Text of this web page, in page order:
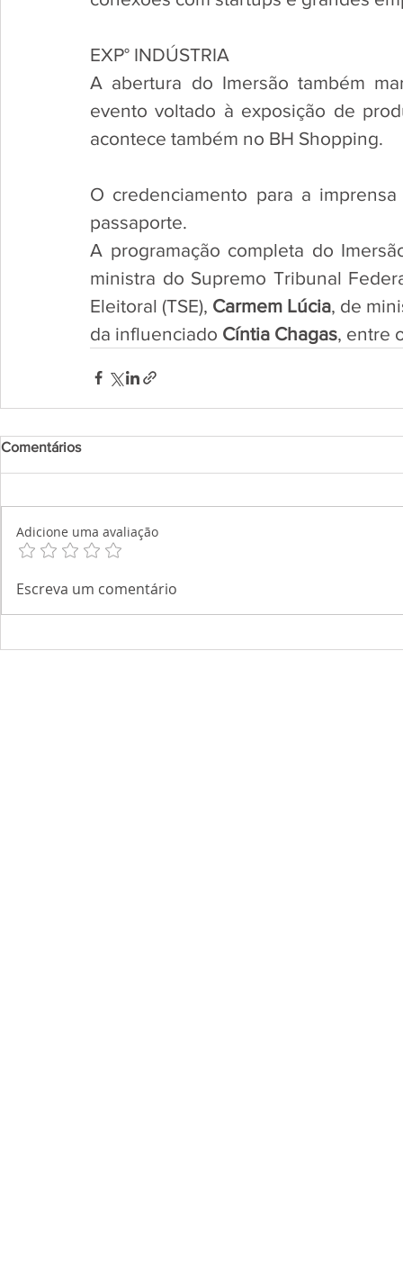
EXP° INDÚSTRIA
A abertura do Imersão também
evento voltado à exposição de
acontece também no BH Shopping.
O credenciamento para a
passaporte.
A programação completa do
ministra do Supremo Tribunal
Eleitoral (TSE), Carmem Lúcia, de
da influenciado Cíntia Chagas, entre
Comentários
Adicione uma avaliação
Escreva um comentário